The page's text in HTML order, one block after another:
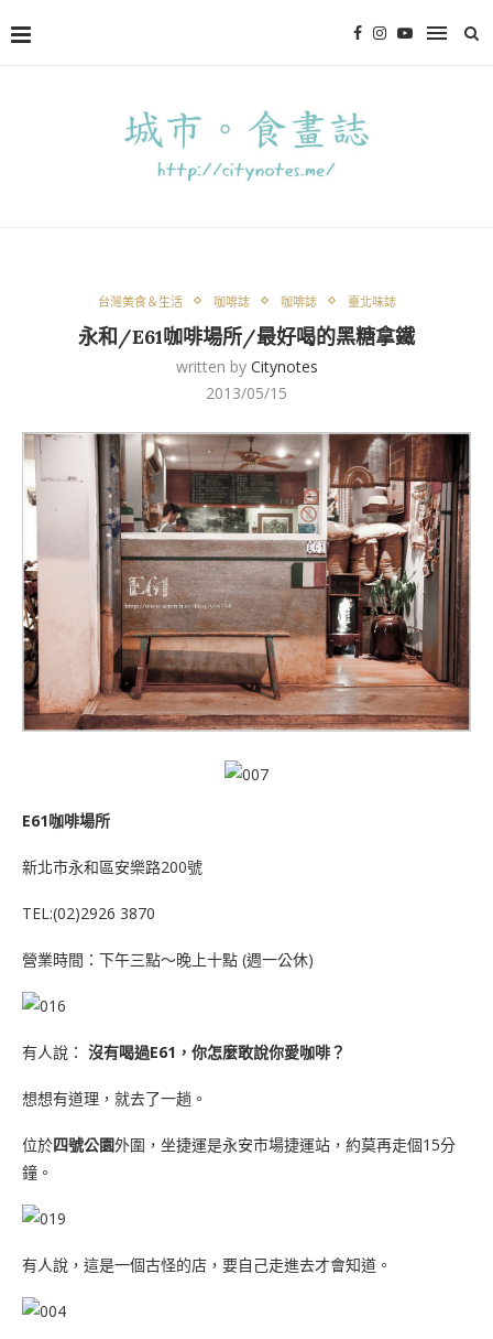
台灣美食＆生活 咖啡誌 咖啡誌 臺北味誌
永和/E61咖啡場所/最好喝的黑糖拿鐵
written by Citynotes
2013/05/15
E61咖啡場所
新北市永和區安樂路200號
TEL:(02)2926 3870
營業時間：下午三點～晚上十點 (週一公休)
有人說： 沒有喝過E61，你怎麼敢說你愛咖啡？
想想有道理，就去了一趟。
位於四號公園外圍，坐捷運是永安市場捷運站，約莫再走個15分
鐘。
有人說，這是一個古怪的店，要自己走進去才會知道。